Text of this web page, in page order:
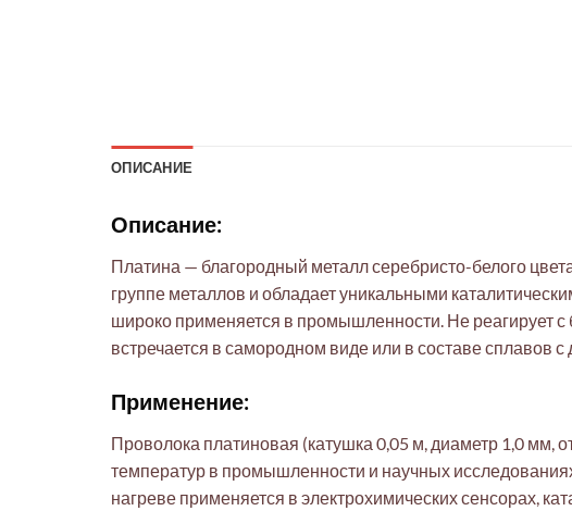
ОПИСАНИЕ
Описание:
Платина — благородный металл серебристо-белого
группе металлов и обладает уникальными
широко применяется в промышленности. Не реагирует с
встречается в самородном виде или в составе сплавов
Применение:
Проволока платиновая (катушка 0,05 м, диаметр 1,0 мм,
температур в промышленности и научных
нагреве применяется в электрохимических сенсорах,